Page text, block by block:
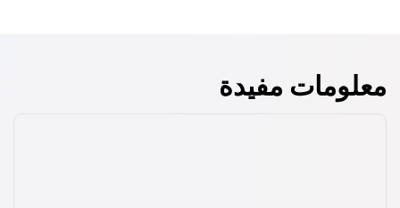
معلومات مفيدة